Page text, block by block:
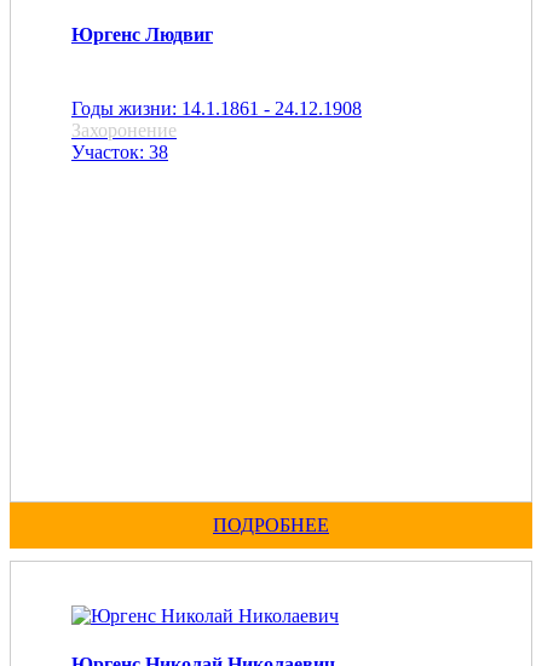
Юргенс Людвиг
Годы жизни: 14.1.1861 - 24.12.1908
Захоронение
Участок: 38
ПОДРОБНЕЕ